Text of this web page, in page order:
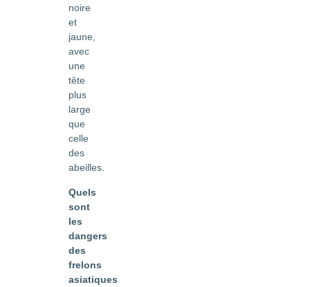
noire
et
jaune,
avec
une
tête
plus
large
que
celle
des
abeilles.
Quels
sont
les
dangers
des
frelons
asiatiques